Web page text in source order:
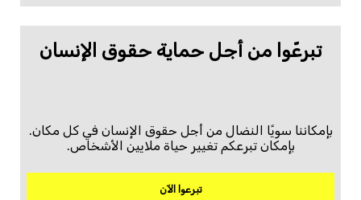
تبرعّوا من أجل حماية حقوق الإنسان
بإمكاننا سويًا النضال من أجل حقوق الإنسان في كل مكان.
بإمكان تبرعكم تغيير حياة ملايين الأشخاص.
تبرعوا الآن